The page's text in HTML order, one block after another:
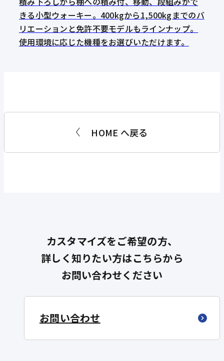
きる小型ウォーキー。400kgから1,500kgまでのバ
リエーションと免許不要モデルもラインナップ。
使用環境に応じた機種をお選びいただけます。
HOME へ戻る
カスタマイズをご希望の方、
詳しく知りたい方はこちらから
お問い合わせください
お問い合わせ